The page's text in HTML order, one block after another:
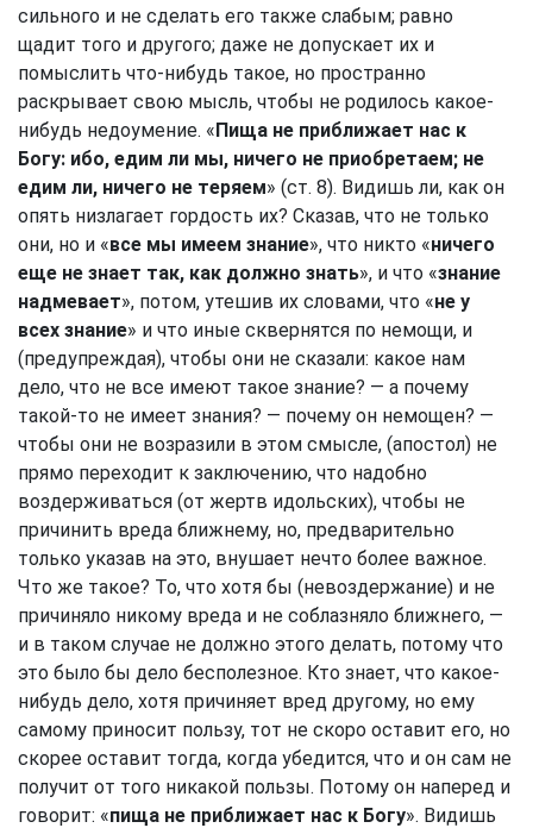
сильного и не сделать его также слабым; равно
щадит того и другого; даже не допускает их и
помыслить что-нибудь такое, но пространно
раскрывает свою мысль, чтобы не родилось какое-
нибудь недоумение. «Пища не приближает нас к
Богу: ибо, едим ли мы, ничего не приобретаем; не
едим ли, ничего не теряем» (ст. 8). Видишь ли, как он
опять низлагает гордость их? Сказав, что не только
они, но и «все мы имеем знание», что никто «ничего
еще не знает так, как должно знать», и что «знание
надмевает», потом, утешив их словами, что «не у
всех знание» и что иные сквернятся по немощи, и
(предупреждая), чтобы они не сказали: какое нам
дело, что не все имеют такое знание? — а почему
такой-то не имеет знания? — почему он немощен? —
чтобы они не возразили в этом смысле, (апостол) не
прямо переходит к заключению, что надобно
воздерживаться (от жертв идольских), чтобы не
причинить вреда ближнему, но, предварительно
только указав на это, внушает нечто более важное.
Что же такое? То, что хотя бы (невоздержание) и не
причиняло никому вреда и не соблазняло ближнего, —
и в таком случае не должно этого делать, потому что
это было бы дело бесполезное. Кто знает, что какое-
нибудь дело, хотя причиняет вред другому, но ему
самому приносит пользу, тот не скоро оставит его, но
скорее оставит тогда, когда убедится, что и он сам не
получит от того никакой пользы. Потому он наперед и
говорит: «пища не приближает нас к Богу». Видишь